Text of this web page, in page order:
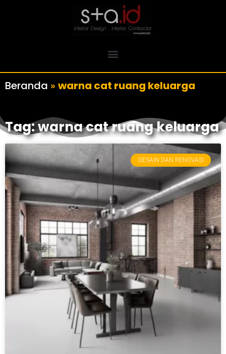
Beranda » warna cat ruang keluarga
Tag: warna cat ruang keluarga
DESAIN DAN RENOVASI